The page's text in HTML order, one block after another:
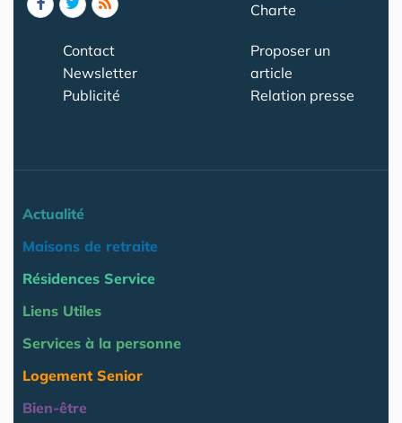
Charte
Contact
Newsletter
Publicité
Proposer un
article
Relation presse
Actualité
Maisons de retraite
Résidences Service
Liens Utiles
Services à la personne
Logement Senior
Bien-être